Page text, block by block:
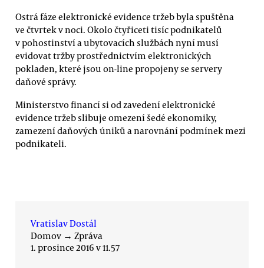
Ostrá fáze elektronické evidence tržeb byla spuštěna
ve čtvrtek v noci. Okolo čtyřiceti tisíc podnikatelů
v pohostinství a ubytovacích službách nyní musí
evidovat tržby prostřednictvím elektronických
pokladen, které jsou on-line propojeny se servery
daňové správy.
Ministerstvo financí si od zavedení elektronické
evidence tržeb slibuje omezení šedé ekonomiky,
zamezení daňových úniků a narovnání podmínek mezi
podnikateli.
Vratislav Dostál
Domov → Zpráva
1. prosince 2016 v 11.57